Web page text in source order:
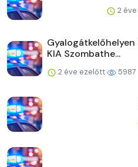
2
KIA Szombathe...
2 éve ezelőtt 5987